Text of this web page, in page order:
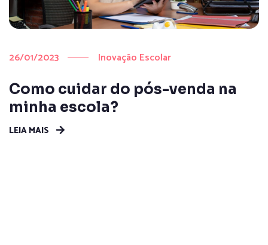
26/01/2023 Inovação Escolar
Como cuidar do pós-venda na
minha escola?
LEIA MAIS